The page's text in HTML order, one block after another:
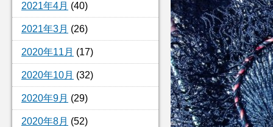
2021年4月 (40)
2021年3月 (26)
2020年11月 (17)
2020年10月 (32)
2020年9月 (29)
2020年8月 (52)